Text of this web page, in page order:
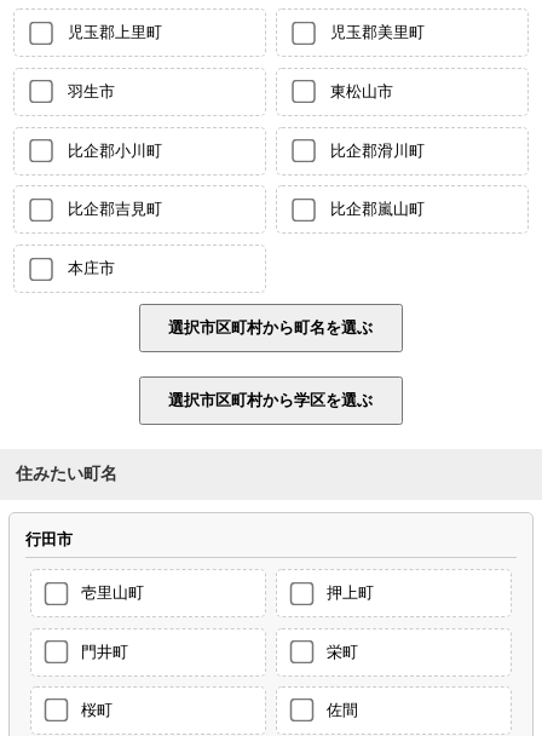
児玉郡上里町 児玉郡美里町
羽生市 東松山市
比企郡小川町 比企郡滑川町
比企郡吉見町 比企郡嵐山町
本庄市
住みたい町名
行田市
壱里山町 押上町
門井町 栄町
桜町 佐間